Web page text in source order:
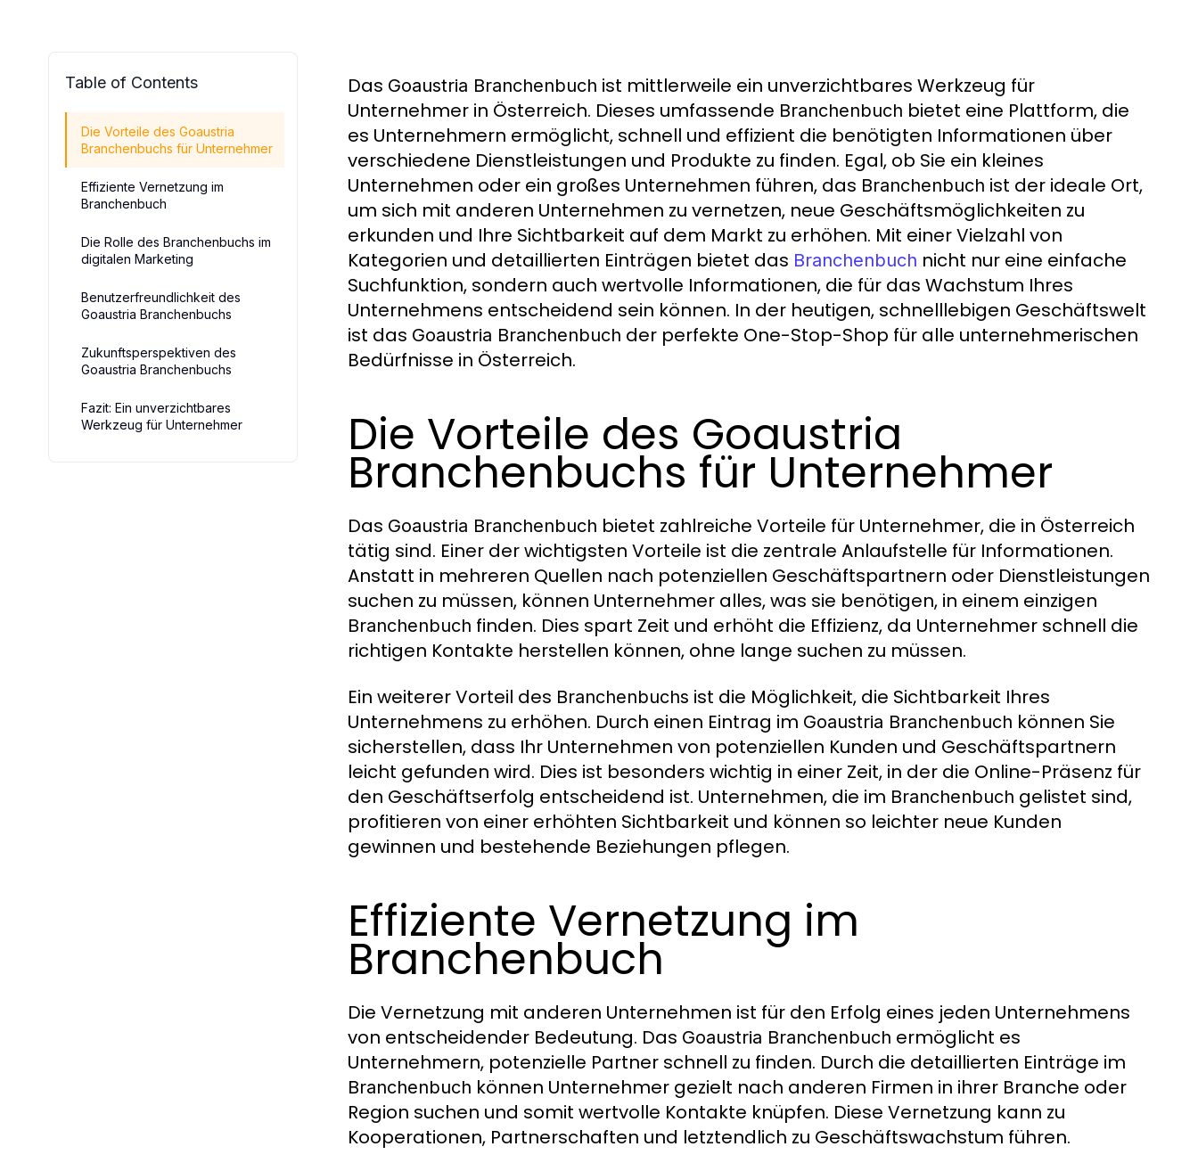
Table of Contents
Die Vorteile des Goaustria
Branchenbuchs für Unternehmer
Effiziente Vernetzung im
Branchenbuch
Die Rolle des Branchenbuchs im
digitalen Marketing
Benutzerfreundlichkeit des
Goaustria Branchenbuchs
Zukunftsperspektiven des
Goaustria Branchenbuchs
Fazit: Ein unverzichtbares
Werkzeug für Unternehmer
Das Goaustria Branchenbuch ist mittlerweile ein unverzichtbares Werkzeug für
Unternehmer in Österreich. Dieses umfassende Branchenbuch bietet eine Plattform, die
es Unternehmern ermöglicht, schnell und effizient die benötigten Informationen über
verschiedene Dienstleistungen und Produkte zu finden. Egal, ob Sie ein kleines
Unternehmen oder ein großes Unternehmen führen, das Branchenbuch ist der ideale Ort,
um sich mit anderen Unternehmen zu vernetzen, neue Geschäftsmöglichkeiten zu
erkunden und Ihre Sichtbarkeit auf dem Markt zu erhöhen. Mit einer Vielzahl von
Kategorien und detaillierten Einträgen bietet das Branchenbuch nicht nur eine einfache
Suchfunktion, sondern auch wertvolle Informationen, die für das Wachstum Ihres
Unternehmens entscheidend sein können. In der heutigen, schnelllebigen Geschäftswelt
ist das Goaustria Branchenbuch der perfekte One-Stop-Shop für alle unternehmerischen
Bedürfnisse in Österreich.
Die Vorteile des Goaustria
Branchenbuchs für Unternehmer
Das Goaustria Branchenbuch bietet zahlreiche Vorteile für Unternehmer, die in Österreich
tätig sind. Einer der wichtigsten Vorteile ist die zentrale Anlaufstelle für Informationen.
Anstatt in mehreren Quellen nach potenziellen Geschäftspartnern oder Dienstleistungen
suchen zu müssen, können Unternehmer alles, was sie benötigen, in einem einzigen
Branchenbuch finden. Dies spart Zeit und erhöht die Effizienz, da Unternehmer schnell die
richtigen Kontakte herstellen können, ohne lange suchen zu müssen.
Ein weiterer Vorteil des Branchenbuchs ist die Möglichkeit, die Sichtbarkeit Ihres
Unternehmens zu erhöhen. Durch einen Eintrag im Goaustria Branchenbuch können Sie
sicherstellen, dass Ihr Unternehmen von potenziellen Kunden und Geschäftspartnern
leicht gefunden wird. Dies ist besonders wichtig in einer Zeit, in der die Online-Präsenz für
den Geschäftserfolg entscheidend ist. Unternehmen, die im Branchenbuch gelistet sind,
profitieren von einer erhöhten Sichtbarkeit und können so leichter neue Kunden
gewinnen und bestehende Beziehungen pflegen.
Effiziente Vernetzung im
Branchenbuch
Die Vernetzung mit anderen Unternehmen ist für den Erfolg eines jeden Unternehmens
von entscheidender Bedeutung. Das Goaustria Branchenbuch ermöglicht es
Unternehmern, potenzielle Partner schnell zu finden. Durch die detaillierten Einträge im
Branchenbuch können Unternehmer gezielt nach anderen Firmen in ihrer Branche oder
Region suchen und somit wertvolle Kontakte knüpfen. Diese Vernetzung kann zu
Kooperationen, Partnerschaften und letztendlich zu Geschäftswachstum führen.